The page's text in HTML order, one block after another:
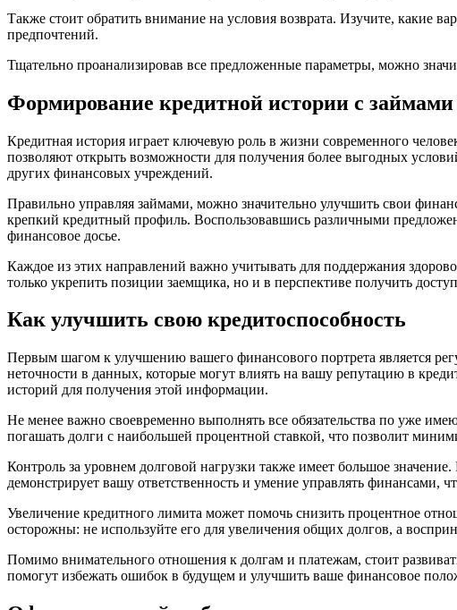
Также стоит обратить внимание на условия возврата. Изучите, какие
предпочтений.
Тщательно проанализировав все предложенные параметры, можно
Формирование кредитной истории с займами
Кредитная история играет ключевую роль в жизни современного
позволяют открыть возможности для получения более выгодных
других финансовых учреждений.
Правильно управляя займами, можно значительно улучшить свои
крепкий кредитный профиль. Воспользовавшись различными
финансовое досье.
Каждое из этих направлений важно учитывать для поддержания
только укрепить позиции заемщика, но и в перспективе получить
Как улучшить свою кредитоспособность
Первым шагом к улучшению вашего финансового портрета является
неточности в данных, которые могут влиять на вашу репутацию в
историй для получения этой информации.
Не менее важно своевременно выполнять все обязательства по уже
погашать долги с наибольшей процентной ставкой, что позволит
Контроль за уровнем долговой нагрузки также имеет большое
демонстрирует вашу ответственность и умение управлять финансами,
Увеличение кредитного лимита может помочь снизить процентное
осторожны: не используйте его для увеличения общих долгов, а
Помимо внимательного отношения к долгам и платежам, стоит
помогут избежать ошибок в будущем и улучшить ваше финансовое